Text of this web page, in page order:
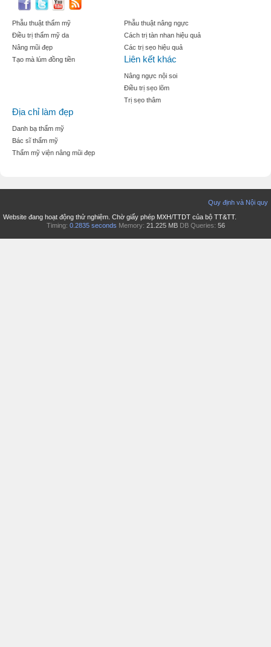
Phẫu thuật thẩm mỹ
Điều trị thẩm mỹ da
Nâng mũi đẹp
Tạo mà lúm đồng tiền
Phẫu thuật nâng ngực
Cách trị tàn nhan hiệu quả
Các trị sẹo hiệu quả
Liên kết khác
Nâng ngực nội soi
Điều trị sẹo lõm
Trị sẹo thâm
Địa chỉ làm đẹp
Danh bạ thẩm mỹ
Bác sĩ thẩm mỹ
Thẩm mỹ viện nâng mũi đẹp
Quy định và Nội quy
Website đang hoạt động thử nghiệm. Chờ giấy phép MXH/TTDT của bộ TT&TT.
Timing: 0.2835 seconds Memory: 21.225 MB DB Queries: 56